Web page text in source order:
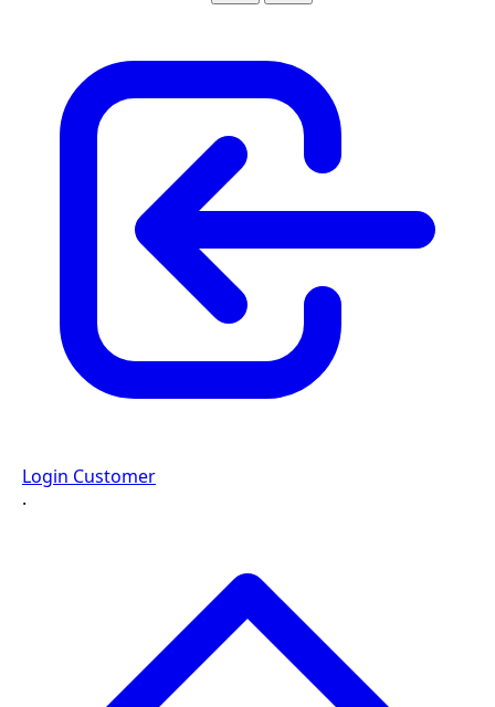
Login Customer
·